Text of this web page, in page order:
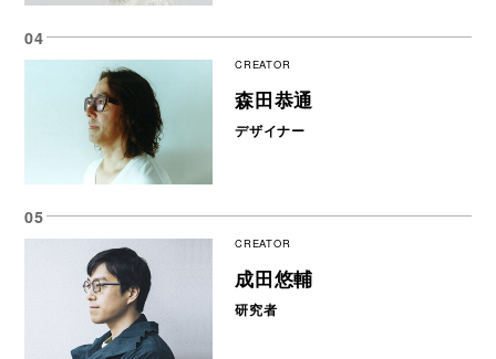
CREATOR
森田恭通
デザイナー
CREATOR
成田悠輔
研究者